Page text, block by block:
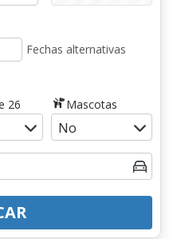
Fechas alternativas
26 Mascotas